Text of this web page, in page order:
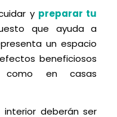
y preparar tu
que ayuda a
un espacio
beneficiosos
como en casas
deberán ser